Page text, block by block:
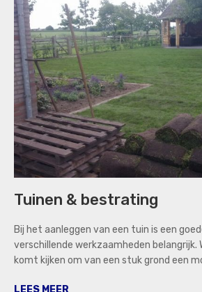
Tuinen & bestrating
Bij het aanleggen van een tuin is een
verschillende werkzaamheden belangrijk.
komt kijken om van een stuk grond een
LEES MEER